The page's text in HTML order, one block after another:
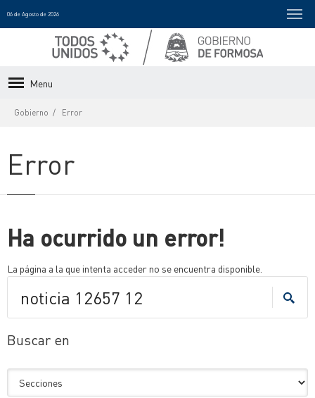
06 de Agosto de 2026
Menu
Gobierno Error
Error
Ha ocurrido un error!
La página a la que intenta acceder no se encuentra disponible.
Buscar en